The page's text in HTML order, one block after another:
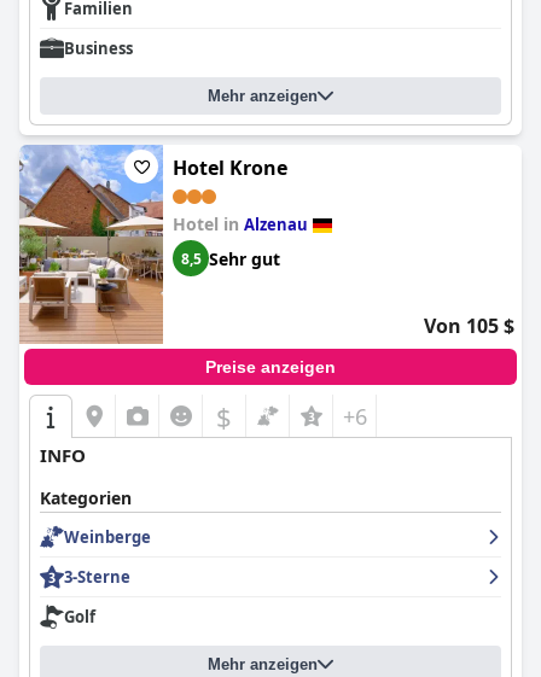
Familien
Business
Mehr anzeigen
Hotel Krone
Hotel in Alzenau
8,5 Sehr gut
Von 105 $
Preise anzeigen
$ +6
INFO
Kategorien
Weinberge
3-Sterne
Golf
Mehr anzeigen